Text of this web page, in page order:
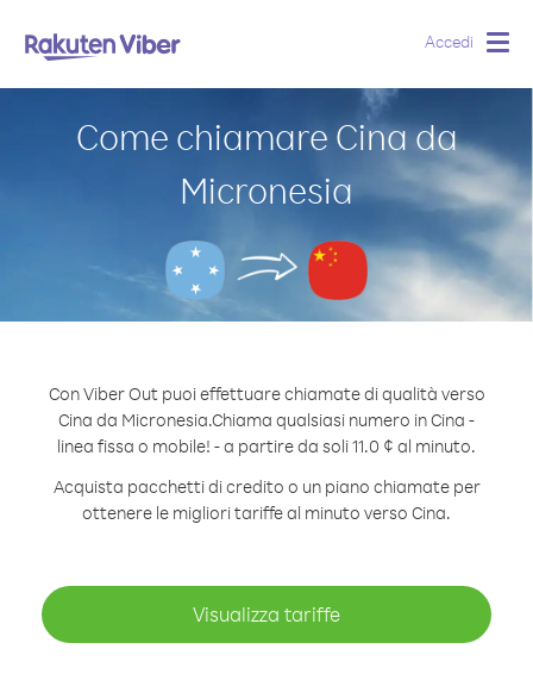
Accedi
Come chiamare Cina da
Micronesia
Con Viber Out puoi effettuare chiamate di qualità verso
Cina da Micronesia.Chiama qualsiasi numero in Cina -
linea fissa o mobile! - a partire da soli 11.0 ¢ al minuto.
Acquista pacchetti di credito o un piano chiamate per
ottenere le migliori tariffe al minuto verso Cina.
Visualizza tariffe